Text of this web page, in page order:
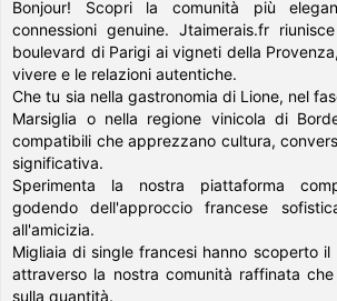
Bonjour! Scopri la comunità più
connessioni genuine. Jtaimerais.fr
boulevard di Parigi ai vigneti della
vivere e le relazioni autentiche.
Che tu sia nella gastronomia di Lione, nel
Marsiglia o nella regione vinicola di
compatibili che apprezzano cultura,
significativa.
Sperimenta la nostra piattaforma
godendo dell'approccio francese
all'amicizia.
Migliaia di single francesi hanno scoperto
attraverso la nostra comunità raffinata
sulla quantità.